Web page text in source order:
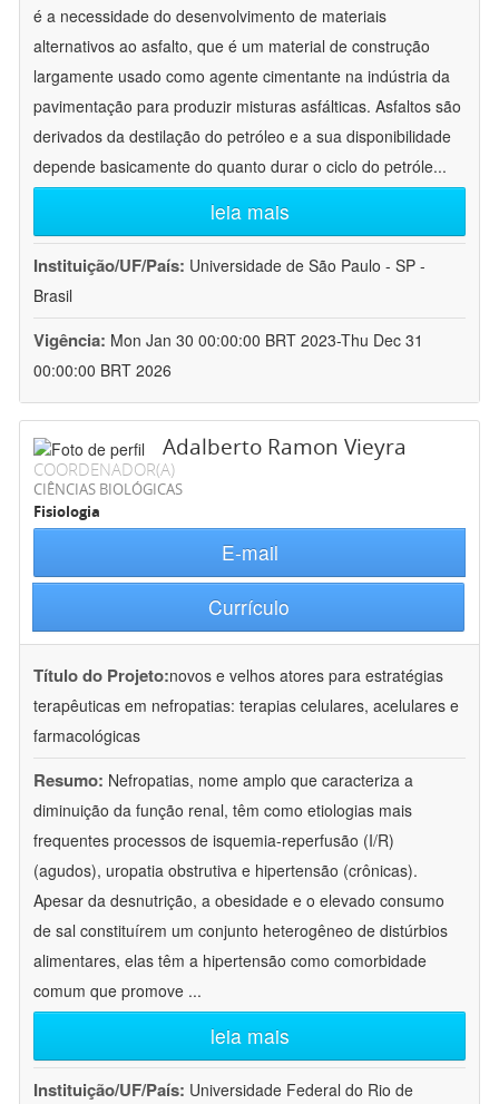
é a necessidade do desenvolvimento de materiais
alternativos ao asfalto, que é um material de construção
largamente usado como agente cimentante na indústria da
pavimentação para produzir misturas asfálticas. Asfaltos são
derivados da destilação do petróleo e a sua disponibilidade
depende basicamente do quanto durar o ciclo do petróle...
leia mais
Instituição/UF/País: Universidade de São Paulo - SP -
Brasil
Vigência: Mon Jan 30 00:00:00 BRT 2023-Thu Dec 31
00:00:00 BRT 2026
Adalberto Ramon Vieyra
COORDENADOR(A)
CIÊNCIAS BIOLÓGICAS
Fisiologia
E-mail
Currículo
Título do Projeto:novos e velhos atores para estratégias
terapêuticas em nefropatias: terapias celulares, acelulares e
farmacológicas
Resumo: Nefropatias, nome amplo que caracteriza a
diminuição da função renal, têm como etiologias mais
frequentes processos de isquemia-reperfusão (I/R)
(agudos), uropatia obstrutiva e hipertensão (crônicas).
Apesar da desnutrição, a obesidade e o elevado consumo
de sal constituírem um conjunto heterogêneo de distúrbios
alimentares, elas têm a hipertensão como comorbidade
comum que promove ...
leia mais
Instituição/UF/País: Universidade Federal do Rio de